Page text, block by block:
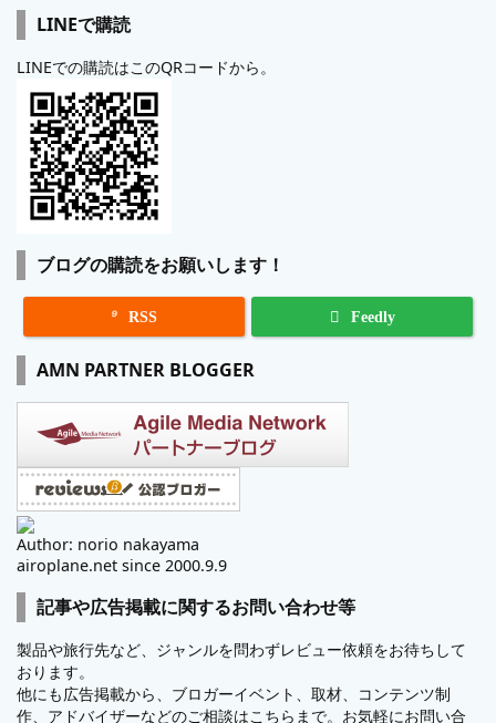
LINEで購読
LINEでの購読はこのQRコードから。
ブログの購読をお願いします！
 RSS Feedly
AMN PARTNER BLOGGER
Author: norio nakayama
airoplane.net since 2000.9.9
記事や広告掲載に関するお問い合わせ等
製品や旅行先など、ジャンルを問わずレビュー依頼をお待ちして
おります。
他にも広告掲載から、ブロガーイベント、取材、コンテンツ制
作、アドバイザーなどのご相談はこちらまで。お気軽にお問い合